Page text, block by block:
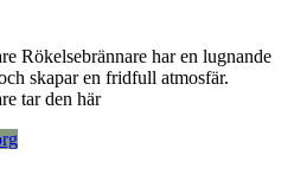
Rökelsebrännare har en lugnande
skapar en fridfull atmosfär.
tar den här